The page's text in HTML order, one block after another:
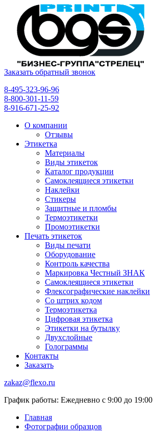
Заказать обратный звонок
8-495-323-96-96
8-800-301-11-59
8-916-671-25-92
О компании
Отзывы
Этикетка
Материалы
Виды этикеток
Каталог продукции
Самоклеящиеся этикетки
Наклейки
Стикеры
Защитные и пломбы
Термоэтикетки
Промоэтикетки
Печать этикеток
Виды печати
Оборудование
Контроль качества
Маркировка Честный ЗНАК
Самоклеящиеся этикетки
Флексографические наклейки
Со штрих кодом
Термоэтикетка
Цифровая этикетка
Этикетки на бутылку
Двухслойные
Голограммы
Контакты
Заказать
zakaz@flexo.ru
График работы: Ежедневно с 9:00 до 19:00
Главная
Фотографии образцов